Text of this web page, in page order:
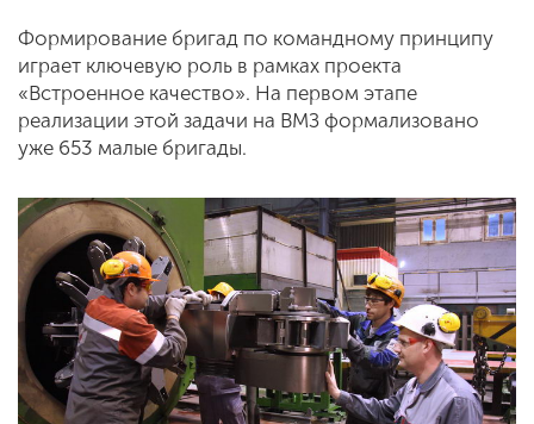
Формирование бригад по командному принципу
играет ключевую роль в рамках проекта
«Встроенное качество». На первом этапе
реализации этой задачи на ВМЗ формализовано
уже 653 малые бригады.